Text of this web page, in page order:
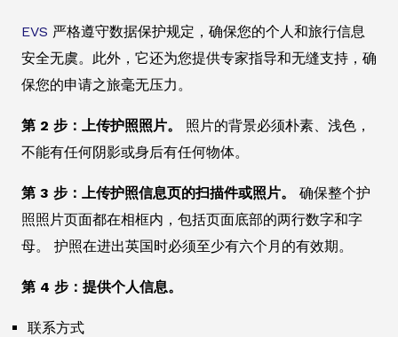
EVS 严格遵守数据保护规定，确保您的个人和旅行信息
安全无虞。此外，它还为您提供专家指导和无缝支持，确
保您的申请之旅毫无压力。
第 2 步：上传护照照片。 照片的背景必须朴素、浅色，
不能有任何阴影或身后有任何物体。
第 3 步：上传护照信息页的扫描件或照片。 确保整个护
照照片页面都在相框内，包括页面底部的两行数字和字
母。 护照在进出英国时必须至少有六个月的有效期。
第 4 步：提供个人信息。
联系方式